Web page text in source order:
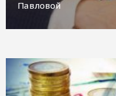
Павловой